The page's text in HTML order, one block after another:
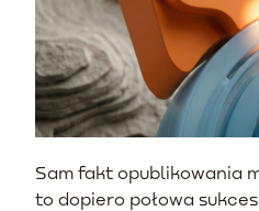
Sam fakt opublikowania
to dopiero połowa